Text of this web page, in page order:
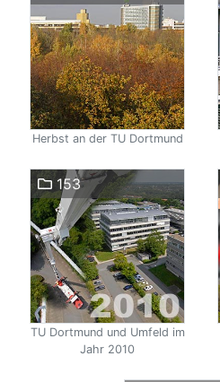
Herbst an der TU Dortmund
153
TU Dortmund und Umfeld im
Jahr 2010